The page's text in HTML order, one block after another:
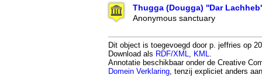
Thugga (Dougga) ''Dar
Anonymous sanctuary
Dit object is toegevoegd door p. jeffries op
Download als RDF/XML KML
Annotatie beschikbaar onder de Creative
Domein Verklaring , tenzij expliciet anders